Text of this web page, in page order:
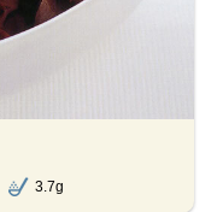
3.7g